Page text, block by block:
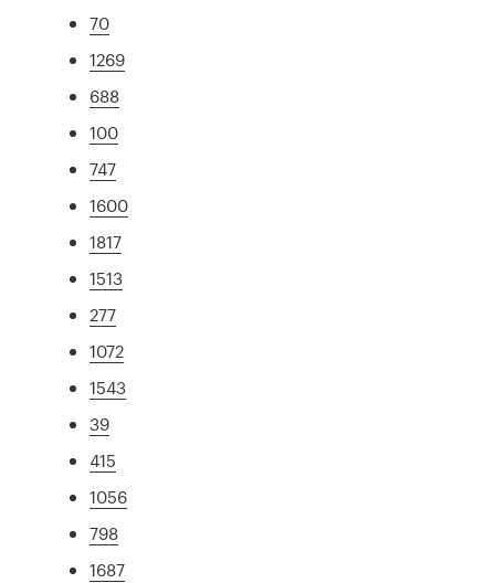
70
1269
688
100
747
1600
1817
1513
277
1072
1543
39
415
1056
798
1687